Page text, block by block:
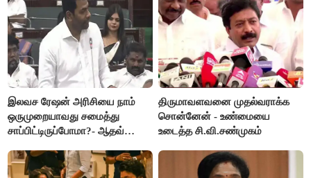
இலவச ரேஷன் அரிசியை நாம்
ஒருமுறையாவது சமைத்து
சாப்பிட்டிருப்போமா?- ஆதவ்
திருமாவளவனை முதல்வராக்க
சொன்னேன் - உண்மையை
உடைத்த சி.வி.சண்முகம்